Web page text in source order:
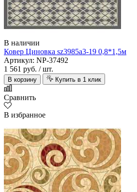
В наличии
Ковер Циновка sz3985а3-19 0,8*1,5м
Артикул: NP-37492
1 561 руб. / шт.
В корзину Купить в 1 клик
Сравнить
В избранное